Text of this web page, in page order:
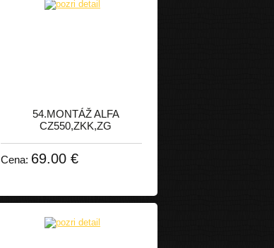
54.MONTÁŽ ALFA
CZ550,ZKK,ZG
Cena: 69.00 €